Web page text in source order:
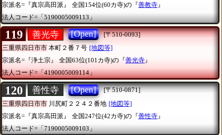
宗派名=『真宗高田派』
全国154位(60カ寺)の『善教寺』
法人コード=「5190005009113」
119 善光寺 [Open]
[〒510-0093]
三重県四日市市 本町２番７号 [地図等]
宗派名=『浄土宗』
全国63位(101カ寺)の『善光寺』
法人コード=「4190005009114」
120 善性寺 [Open]
[〒510-0871]
三重県四日市市 川尻町２２４２番地 [地図等]
宗派名=『真宗高田派』
全国247位(42カ寺)の『善性寺 』
法人コード=「7190005009103」